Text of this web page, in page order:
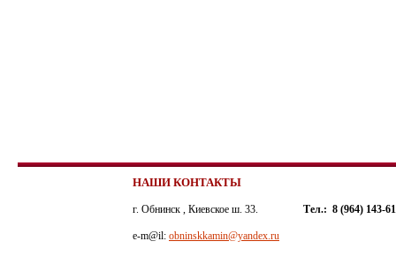
НАШИ КОНТАКТЫ
г. Обнинск , Киевское ш. 33. Тел.: 8 (964) 143-
e-m@il: obninskkamin@yandex.ru